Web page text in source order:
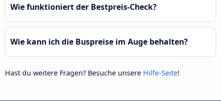
Wie funktioniert der Bestpreis-Check?
Wie kann ich die Buspreise im Auge behalten?
Hast du weitere Fragen? Besuche unsere Hilfe-Seite!